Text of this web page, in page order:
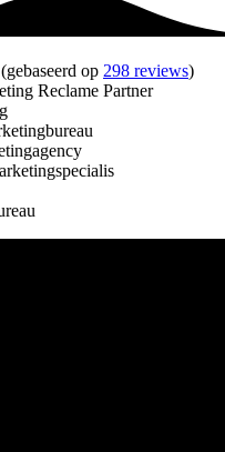
op 298 reviews)